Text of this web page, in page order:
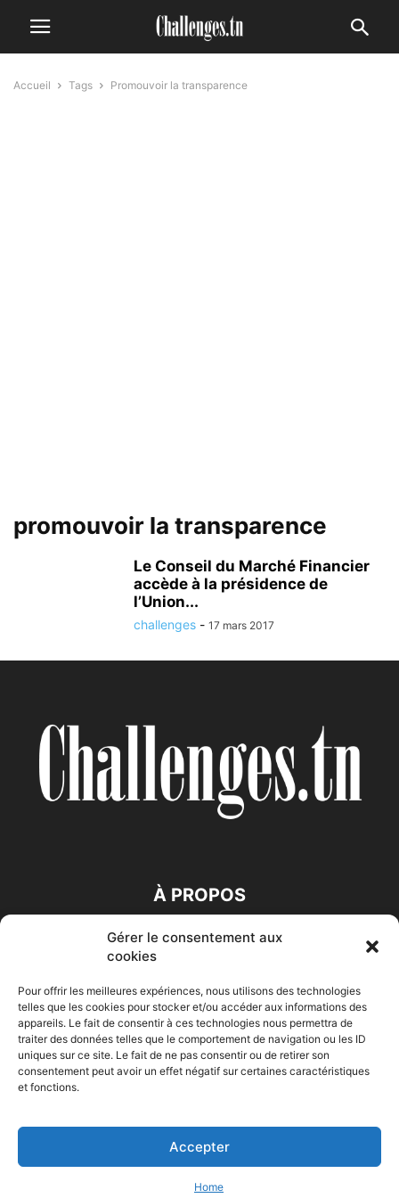
Gérer le consentement aux
cookies
Pour offrir les meilleures expériences, nous utilisons des technologies
telles que les cookies pour stocker et/ou accéder aux informations des
appareils. Le fait de consentir à ces technologies nous permettra de
traiter des données telles que le comportement de navigation ou les ID
uniques sur ce site. Le fait de ne pas consentir ou de retirer son
consentement peut avoir un effet négatif sur certaines caractéristiques
et fonctions.
Accepter
Home
Accueil Tags Promouvoir la transparence
promouvoir la transparence
Le Conseil du Marché Financier
accède à la présidence de
l’Union...
challenges - 17 mars 2017
À PROPOS
SUIVEZ NOUS
Accueil Economie Entreprises Entrepreneur Afrique
HIGH-TECH Auto-Moto
© Challenges.tn By AAKOM.DIGITAL